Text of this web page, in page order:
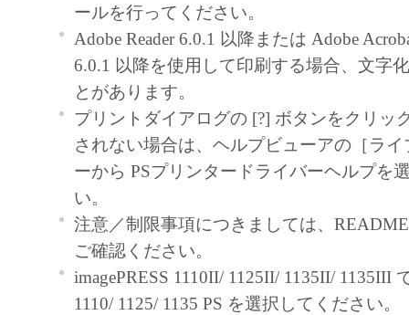
ューター上で、かかるコンピューターの使
「本ソフトウェア」を使用させることがで
るコンピューターの使用者に本契約書上の
を遵守させるとともに、その履行に関し全
を条件とします。
(2) お客様は、上記(1)に基づいて「本ソフ
するためのバックアップとして、「本ソフ
部、複製することができます。
(3) 上記(1)および(2)に定める場合を除き、
ヤノンのライセンサーのいかなる知的財産
と黙示たるとを問わず、本契約書によって
るいは許諾されるものではありません。
ールを行ってください。
Adobe Reader 6.0.1 以降または Adobe
6.0.1 以降を使用して印刷する場合、文字
とがあります。
プリントダイアログの [?] ボタンをクリッ
されない場合は、ヘルプビューアの［ラ
ーから PSプリンタードライバーヘルプを
い。
注意／制限事項につきましては、
ご確認ください。
imagePRESS 1110II/ 1125II/ 1135II/ 1135III
1110/ 1125/ 1135 PS を選択してください。